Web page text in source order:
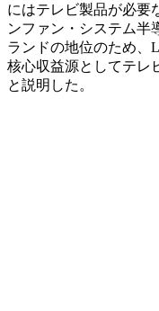
にはテレビ製品が必要
ンファン・システム半
ランドの地位のため、
核心収益源としてテレ
と説明した。